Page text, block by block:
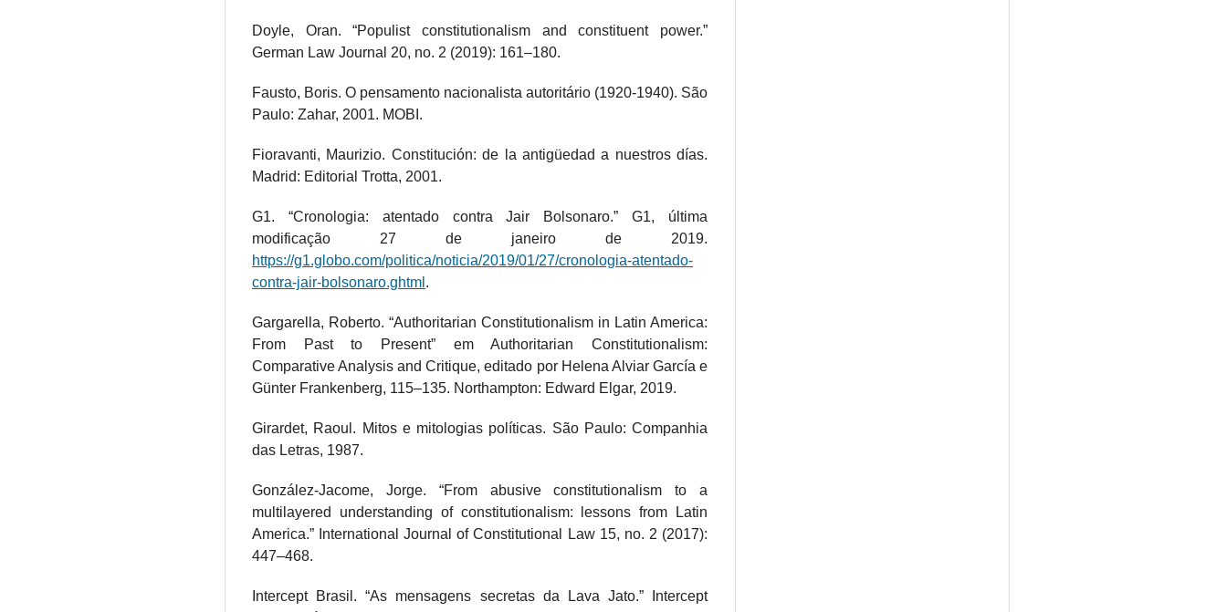
Doyle, Oran. “Populist constitutionalism and constituent power.”
German Law Journal 20, no. 2 (2019): 161–180.
Fausto, Boris. O pensamento nacionalista autoritário (1920-1940). São
Paulo: Zahar, 2001. MOBI.
Fioravanti, Maurizio. Constitución: de la antigüedad a nuestros días.
Madrid: Editorial Trotta, 2001.
G1. “Cronologia: atentado contra Jair Bolsonaro.” G1, última
modificação 27 de janeiro de 2019.
https://g1.globo.com/politica/noticia/2019/01/27/cronologia-atentado-
contra-jair-bolsonaro.ghtml .
Gargarella, Roberto. “Authoritarian Constitutionalism in Latin America:
From Past to Present” em Authoritarian Constitutionalism:
Comparative Analysis and Critique, editado por Helena Alviar García e
Günter Frankenberg, 115–135. Northampton: Edward Elgar, 2019.
Girardet, Raoul. Mitos e mitologias políticas. São Paulo: Companhia
das Letras, 1987.
González-Jacome, Jorge. “From abusive constitutionalism to a
multilayered understanding of constitutionalism: lessons from Latin
America.” International Journal of Constitutional Law 15, no. 2 (2017):
447–468.
Intercept Brasil. “As mensagens secretas da Lava Jato.” Intercept